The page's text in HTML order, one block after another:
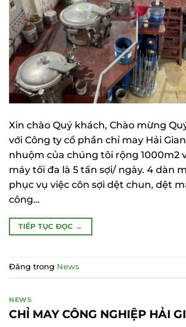
Xin chào Quý khách, Chào mừng
với Công ty cổ phần chỉ may Hải
nhuộm của chúng tôi rộng 1000m2
máy tối đa là 5 tấn sợi/ ngày. 4 dàn
phục vụ việc côn sợi dệt chun, dệt
công…
TIẾP TỤC ĐỌC →
Đăng trong News
NEWS
CHỈ MAY CÔNG NGHIỆP HẢI